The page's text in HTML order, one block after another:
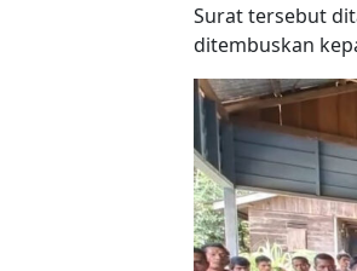
Surat tersebut
ditembuskan